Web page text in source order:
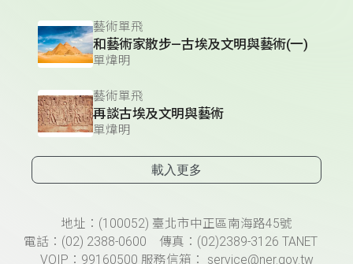
藝術單飛
和藝術家散步—古埃及文明與藝術(一)
單煒明
藝術單飛
再談古埃及文明與藝術
單煒明
載入更多
頁尾資訊地址：(100052) 臺北市中正區南海路45號
電話：(02) 2388-0600 傳真：(02)2389-3126 TANET
VOIP：99160500 服務信箱： service@ner.gov.tw